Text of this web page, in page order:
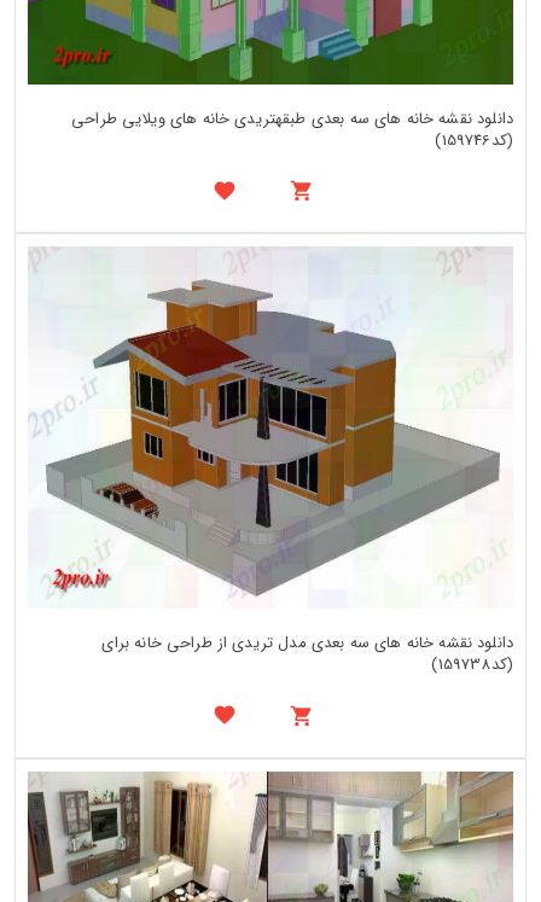
دانلود نقشه خانه های سه بعدی طبقهتریدی خانه های ویلایی طراحی
(کد159746)
دانلود نقشه خانه های سه بعدی مدل تریدی از طراحی خانه برای
(کد159738)